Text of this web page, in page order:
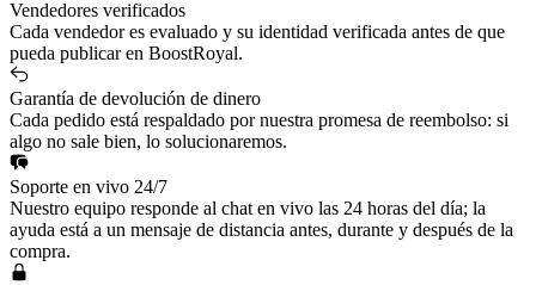
Vendedores verificados
Cada vendedor es evaluado y su identidad verificada antes de que
pueda publicar en BoostRoyal.
Garantía de devolución de dinero
Cada pedido está respaldado por nuestra promesa de reembolso: si
algo no sale bien, lo solucionaremos.
Soporte en vivo 24/7
Nuestro equipo responde al chat en vivo las 24 horas del día; la
ayuda está a un mensaje de distancia antes, durante y después de la
compra.